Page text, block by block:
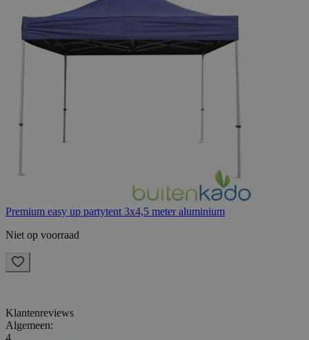
Premium easy up partytent 3x4,5 meter aluminium
Niet op voorraad
Klantenreviews
Algemeen: